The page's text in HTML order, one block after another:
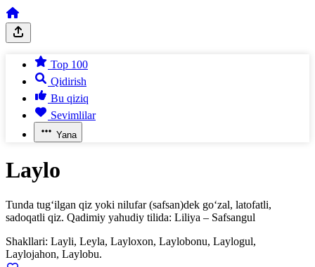
Top 100
Qidirish
Bu qiziq
Sevimlilar
Yana
Laylo
Tunda tug‘ilgan qiz yoki nilufar (safsan)dek go‘zal, latofatli,
sadoqatli qiz. Qadimiy yahudiy tilida: Liliya – Safsangul
Shakllari: Layli, Leyla, Layloxon, Laylobonu, Laylogul,
Laylojahon, Laylobu.